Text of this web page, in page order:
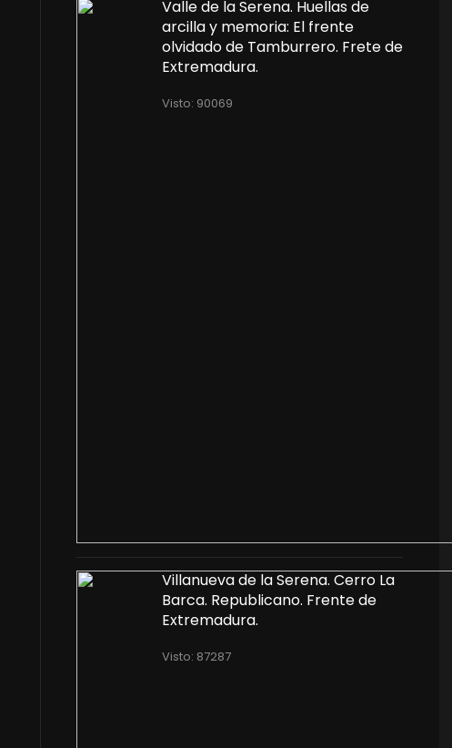
Valle de la Serena. Huellas de
arcilla y memoria: El frente
olvidado de Tamburrero. Frete de
Extremadura.
Visto: 90069
Villanueva de la Serena. Cerro La
Barca. Republicano. Frente de
Extremadura.
Visto: 87287